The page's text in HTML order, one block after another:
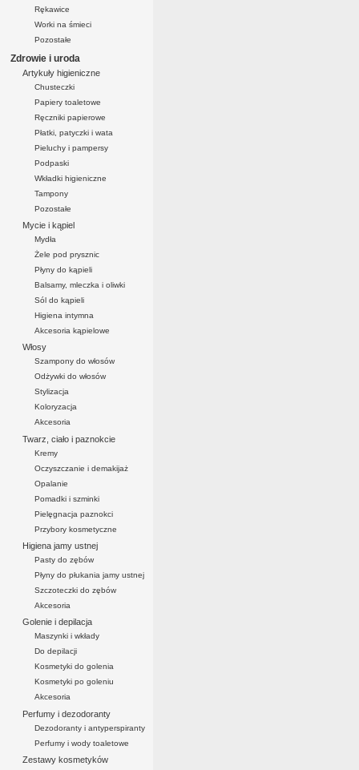
Rękawice
Worki na śmieci
Pozostałe
Zdrowie i uroda
Artykuły higieniczne
Chusteczki
Papiery toaletowe
Ręczniki papierowe
Płatki, patyczki i wata
Pieluchy i pampersy
Podpaski
Wkładki higieniczne
Tampony
Pozostałe
Mycie i kąpiel
Mydła
Żele pod prysznic
Płyny do kąpieli
Balsamy, mleczka i oliwki
Sól do kąpieli
Higiena intymna
Akcesoria kąpielowe
Włosy
Szampony do włosów
Odżywki do włosów
Stylizacja
Koloryzacja
Akcesoria
Twarz, ciało i paznokcie
Kremy
Oczyszczanie i demakijaż
Opalanie
Pomadki i szminki
Pielęgnacja paznokci
Przybory kosmetyczne
Higiena jamy ustnej
Pasty do zębów
Płyny do płukania jamy ustnej
Szczoteczki do zębów
Akcesoria
Golenie i depilacja
Maszynki i wkłady
Do depilacji
Kosmetyki do golenia
Kosmetyki po goleniu
Akcesoria
Perfumy i dezodoranty
Dezodoranty i antyperspiranty
Perfumy i wody toaletowe
Zestawy kosmetyków